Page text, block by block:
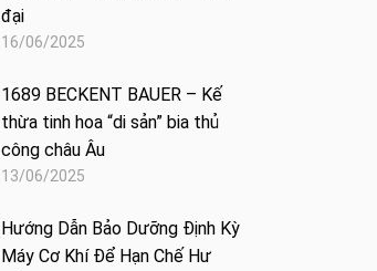
đại
16/06/2025
1689 BECKENT BAUER – Kế
thừa tinh hoa “di sản” bia thủ
công châu Âu
13/06/2025
Hướng Dẫn Bảo Dưỡng Định Kỳ
Máy Cơ Khí Để Hạn Chế Hư